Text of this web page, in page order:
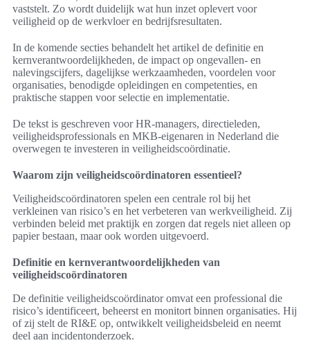
vaststelt. Zo wordt duidelijk wat hun inzet oplevert voor
veiligheid op de werkvloer en bedrijfsresultaten.
In de komende secties behandelt het artikel de definitie en
kernverantwoordelijkheden, de impact op ongevallen- en
nalevingscijfers, dagelijkse werkzaamheden, voordelen voor
organisaties, benodigde opleidingen en competenties, en
praktische stappen voor selectie en implementatie.
De tekst is geschreven voor HR-managers, directieleden,
veiligheidsprofessionals en MKB-eigenaren in Nederland die
overwegen te investeren in veiligheidscoördinatie.
Waarom zijn veiligheidscoördinatoren essentieel?
Veiligheidscoördinatoren spelen een centrale rol bij het
verkleinen van risico’s en het verbeteren van werkveiligheid. Zij
verbinden beleid met praktijk en zorgen dat regels niet alleen op
papier bestaan, maar ook worden uitgevoerd.
Definitie en kernverantwoordelijkheden van
veiligheidscoördinatoren
De definitie veiligheidscoördinator omvat een professional die
risico’s identificeert, beheerst en monitort binnen organisaties. Hij
of zij stelt de RI&E op, ontwikkelt veiligheidsbeleid en neemt
deel aan incidentonderzoek.